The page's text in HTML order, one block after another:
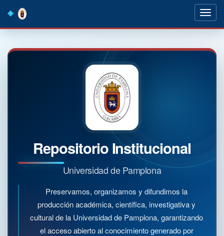
navigation
Repositorio Institucional
Universidad de Pamplona
Preservamos, organizamos y difundimos la
producción académica, científica, investigativa y
cultural de la Universidad de Pamplona, garantizando
el acceso abierto al conocimiento generado por